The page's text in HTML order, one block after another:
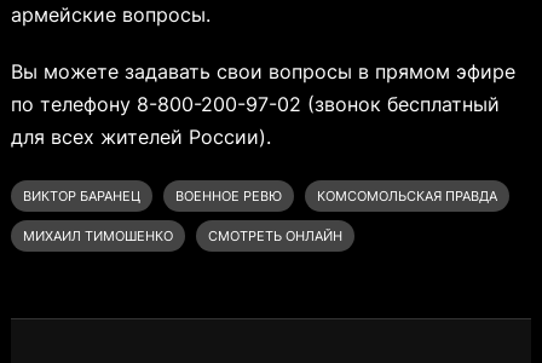
армейские вопросы.
Вы можете задавать свои вопросы в прямом эфире
по телефону 8-800-200-97-02 (звонок бесплатный
для всех жителей России).
ВИКТОР БАРАНЕЦ ВОЕННОЕ РЕВЮ КОМСОМОЛЬСКАЯ ПРАВДА
МИХАИЛ ТИМОШЕНКО СМОТРЕТЬ ОНЛАЙН